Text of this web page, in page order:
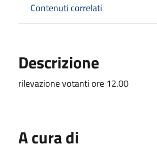
Contenuti correlati
Descrizione
rilevazione votanti ore 12.00
A cura di